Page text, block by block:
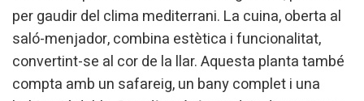
per gaudir del clima mediterrani. La cuina, oberta al
saló-menjador, combina estètica i funcionalitat,
convertint-se al cor de la llar. Aquesta planta també
compta amb un safareig, un bany complet i una